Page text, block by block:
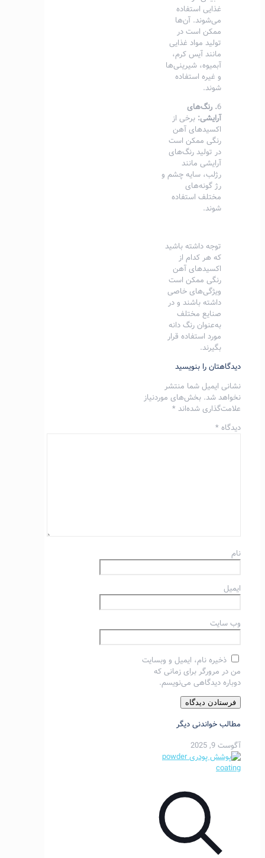
غذایی استفاده
می‌شوند. آن‌ها
ممکن است در
تولید مواد غذایی
مانند آیس کرم،
آبمیوه، شیرینی‌ها
و غیره استفاده
شوند.
6. رنگ‌های
آرایشی: برخی از
اکسیدهای آهن
رنگی ممکن است
در تولید رنگ‌های
آرایشی مانند
رژلب، سایه چشم و
رژ گونه‌های
مختلف استفاده
شوند.
توجه داشته باشید
که هر کدام از
اکسیدهای آهن
رنگی ممکن است
ویژگی‌های خاصی
داشته باشند و در
صنایع مختلف
به‌عنوان رنگ دانه
مورد استفاده قرار
بگیرند.
دیدگاهتان را بنویسید
نشانی ایمیل شما منتشر
نخواهد شد. بخش‌های موردنیاز
علامت‌گذاری شده‌اند *
دیدگاه *
نام
ایمیل
وب‌ سایت
ذخیره نام، ایمیل و وبسایت
من در مرورگر برای زمانی که
دوباره دیدگاهی می‌نویسم.
مطالب خواندنی دیگر
آگوست 9, 2025